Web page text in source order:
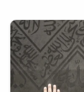
İlk temsilcisi,
olan Kâbe.